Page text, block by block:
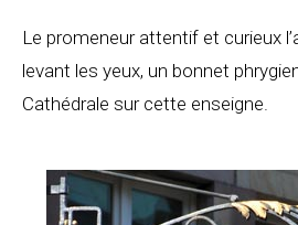
Le promeneur attentif et curieux
levant les yeux, un bonnet
Cathédrale sur cette enseigne.